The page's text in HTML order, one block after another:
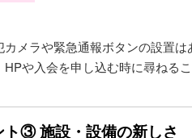
メラや緊急通報ボタンの設置
や入会を申し込む時に尋ねるこ
③ 施設・設備の新しさ